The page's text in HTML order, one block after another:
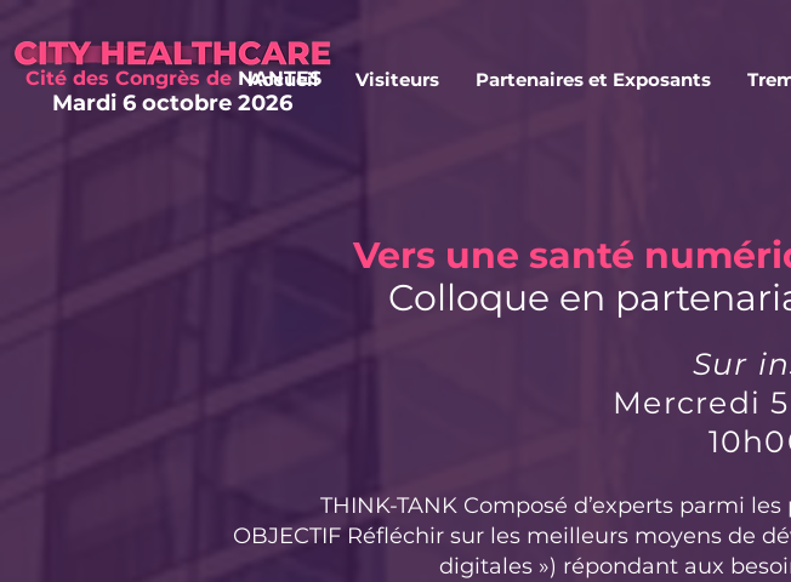
Cité des Congrès de NANTES
Mardi 6 octobre 2026
Accueil Visiteurs Partenaires et Exposants
Vers une santé
Colloque en
Sur
Mercredi
THINK-TANK Composé d’experts parmi
OBJECTIF Réfléchir sur les meilleurs moyens de
digitales ») répondant aux